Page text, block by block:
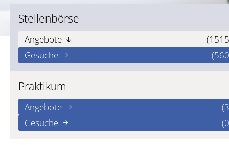
Stellenbörse
Angebote
Gesuche
Praktikum
Angebote
Gesuche